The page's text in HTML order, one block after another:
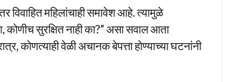
महिलांचाही समावेश आहे. त्यामुळे
कोणीच सुरक्षित नाही का?” असा सवाल आता
कोणत्याही वेळी अचानक बेपत्ता होण्याच्या घटनांनी